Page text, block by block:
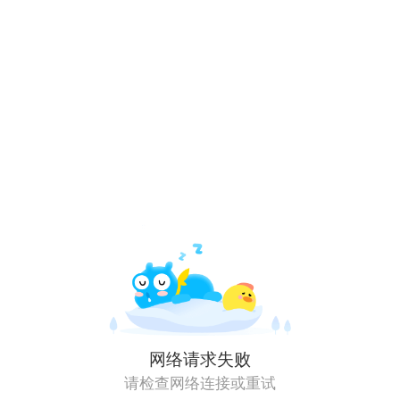
网络请求失败
请检查网络连接或重试